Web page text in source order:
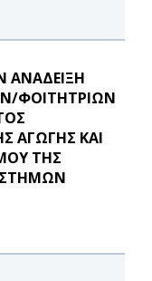
ΑΝΑΔΕΙΞΗ
ΦΟΙΤΗΤΡΙΩΝ
ΑΓΩΓΗΣ ΚΑΙ
ΤΗΣ